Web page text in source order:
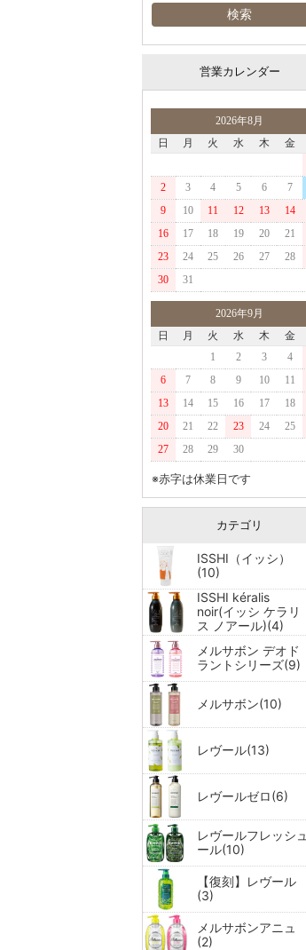
営業カレンダー
2026年8月
日
月 火 水 木 金
2
3 4 5 6 7
9
10 11 12 13 14
16
17 18 19 20 21
23
24 25 26 27 28
30
31
2026年9月
日
月 火 水 木 金
1
2 3 4
6
7 8 9 10 11
13
14 15 16 17 18
20
21 22 23 24 25
27
28 29 30
※赤字は休業日です
カテゴリ
ISSHI（イッシ）
(10)
ISSHI kéralis
noir(イッシ ケラリ
ス ノアール)(4)
メルサボン デオド
ラントシリーズ(9)
メルサボン(10)
レヴール(13)
レヴールゼロ(6)
レヴールフレッシュ
ール(10)
【復刻】レヴール
(3)
メルサボンアニュ
(2)